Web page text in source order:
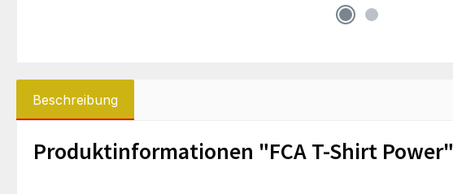
Beschreibung
Produktinformationen "FCA T-Shirt Power"